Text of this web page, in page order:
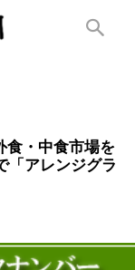
食・中食市場を
「アレンジグラ